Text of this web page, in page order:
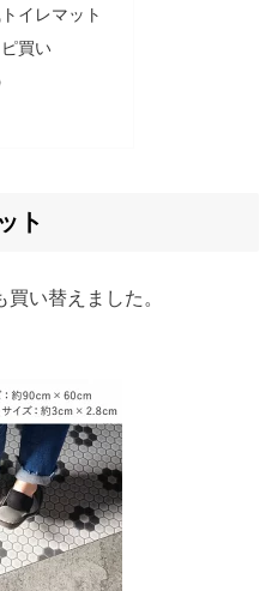
イレマット
買い
ト
い替えました。